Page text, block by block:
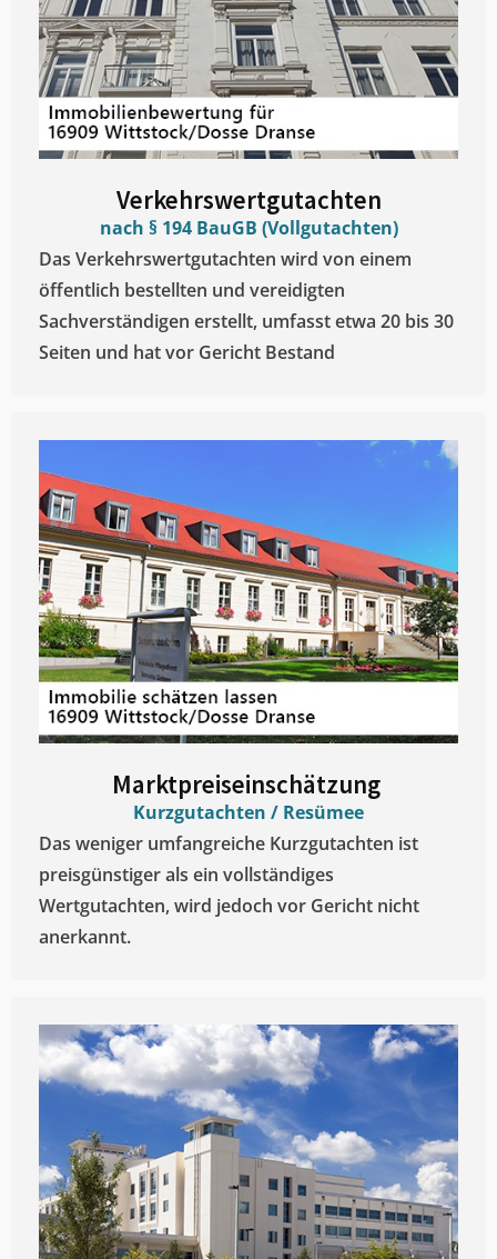
Verkehrswertgutachten
nach § 194 BauGB (Vollgutachten)
Das Verkehrswertgutachten wird von einem
öffentlich bestellten und vereidigten
Sachverständigen erstellt, umfasst etwa 20 bis 30
Seiten und hat vor Gericht Bestand
Marktpreiseinschätzung ​
Kurzgutachten / Resümee
Das weniger umfangreiche Kurzgutachten ist
preisgünstiger als ein vollständiges
Wertgutachten, wird jedoch vor Gericht nicht
anerkannt.